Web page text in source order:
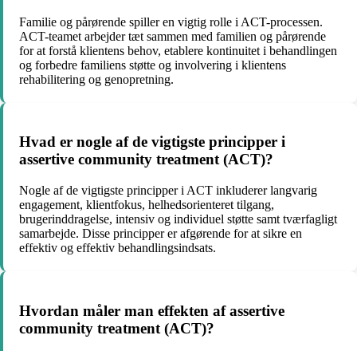
Familie og pårørende spiller en vigtig rolle i ACT-processen.
ACT-teamet arbejder tæt sammen med familien og pårørende
for at forstå klientens behov, etablere kontinuitet i behandlingen
og forbedre familiens støtte og involvering i klientens
rehabilitering og genopretning.
Hvad er nogle af de vigtigste principper i
assertive community treatment (ACT)?
Nogle af de vigtigste principper i ACT inkluderer langvarig
engagement, klientfokus, helhedsorienteret tilgang,
brugerinddragelse, intensiv og individuel støtte samt tværfagligt
samarbejde. Disse principper er afgørende for at sikre en
effektiv og effektiv behandlingsindsats.
Hvordan måler man effekten af assertive
community treatment (ACT)?